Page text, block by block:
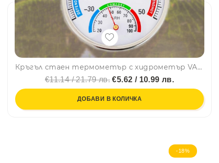
Кръгъл стаен термометър с хидрометър VA-377
€11.14 / 21.79 лв. €5.62 / 10.99 лв.
ДОБАВИ В КОЛИЧКА
-18%